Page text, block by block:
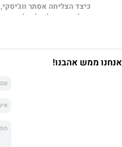
כיצד הצליחה אסתר
בקליפורניה, לגדל שלוש
מה היה בשיטת החינוך שלה,
כדי שיוכלו לממש את מלוא
השיטה של ווג'יסקי כוללת
הכלים פשוטים וניתנים
אנחנו ממש אהבנו!